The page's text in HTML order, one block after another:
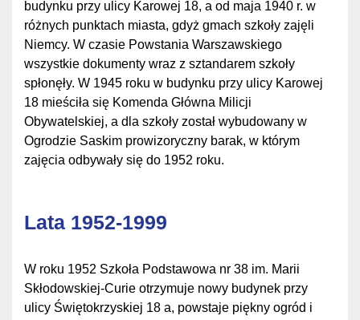
budynku przy ulicy Karowej 18, a od maja 1940 r. w
różnych punktach miasta, gdyż gmach szkoły zajęli
Niemcy. W czasie Powstania Warszawskiego
wszystkie dokumenty wraz z sztandarem szkoły
spłonęły. W 1945 roku w budynku przy ulicy Karowej
18 mieściła się Komenda Główna Milicji
Obywatelskiej, a dla szkoły został wybudowany w
Ogrodzie Saskim prowizoryczny barak, w którym
zajęcia odbywały się do 1952 roku.
Lata 1952-1999
W roku 1952 Szkoła Podstawowa nr 38 im. Marii
Skłodowskiej-Curie otrzymuje nowy budynek przy
ulicy Świętokrzyskiej 18 a, powstaje piękny ogród i